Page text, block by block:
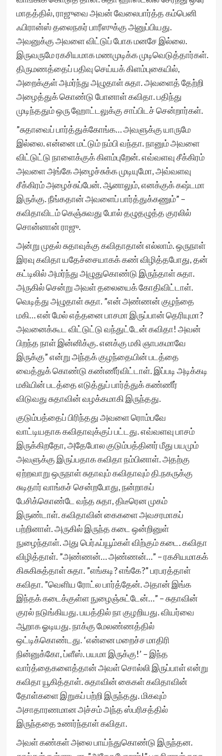
மாதத்தில், ராஜுவை அவன் வேலைபார்த்த கம்பெனி
ஃபிரான்ஸ் தலைநகர் பாரீஸுக்கு அனுப்பியது.
அவனுக்கு அவளை விட்டுப் போக மனசே இல்லை.
இருவருமே ரகசியமாக மணமுடிக்க முடிவெடுத்தார்கள்.
திருமணத்தைப் பதிவு செய்யக் கிளம்புகையில்,
அறைக்குள் அமர்ந்து அழுதாள் சுதா. அவளைத் தேற்றி
அழைத்துக் கொண்டு போனாள் கவிதா. பதிந்து
முடிந்ததும் ஒரு ஹோட்டலுக்கு சாப்பிடச் சென்றார்கள்.
”சுதாவைப் பார்த்துக்கோங்க… அவளுக்கு யாருமே
இல்லை. என்னை மட்டும் நம்பி வந்தா. நானும் அவளை
விட்டுட்டு நாளைக்குக் கிளம்புறேன். எவ்வளவு சீக்கிரம்
அவளை அங்கே அழைச்சுக்க முடியுமோ, அவ்வளவு
சீக்கிரம் அழைச்சுப்பேன். ஆனாலும், எனக்குக் கஷ்டமா
இருக்கு. நீங்கதான் அவளைப் பார்த்துக்கணும்” –
கவிதாவிடம் கெஞ்சுவது போல் தழுதழுத்த குரலில்
சொன்னான் ராஜு.
அன்று முதல் சுதாவுக்கு கவிதாதான் எல்லாம். ஒருநாள்
இரவு கவிதா யதேச்சையாகக் கண் விழித்தபோது, தன்
கட்டிலில் அமர்ந்து அழுதுகொண்டு இருந்தாள் சுதா.
அருகில் சென்று அவள் தலையைக் கோதிவிட்டாள்.
வெடித்து அழுதாள் சுதா. ”என் அண்ணன் குழந்தை
மகி… என் மேல் எத்தனை பாசமா இருப்பான் தெரியுமா?
அவனைக்கூட விட்டுட்டு வந்துட்டேன் கவிதா! அவன்
பிறந்த நாள் இன்னிக்கு. எனக்கு மகி ஞாபகமாவே
இருக்கு” என்று அந்தக் குழந்தையின் படத்தை
வைத்துக் கொண்டு கண்ணீர்விட்டாள். இப்படி அடிக்கடி
மகியின் படத்தை எடுத்துப் பார்த்துக் கண்ணீர்
விடுவது சுதாவின் வழக்கமாகி இருந்தது.
குடும்பத்தைப் பிரிந்தது அவளை ரொம்பவே
வாட்டியதாக கவிதாவுக்குப் பட்டது. எவ்வளவு பாசம்
இருக்கிறதோ, அதேபோல குடும்பத்தினர் மீது பயமும்
அவளுக்கு இருப்பதாக கவிதா நம்பினாள். அதற்கு
ஏற்றவாறு ஒருநாள் சுதாவும் கவிதாவும் தி.நகருக்கு
சுடிதார் வாங்கச் சென்றபோது, நன்றாகப்
பேசிக்கொண்டே வந்த சுதா, திடீரென முகம்
இருண்டாள். கவிதாவின் கைகளை அவசரமாகப்
பற்றினாள். அருகில் இருந்த கடை ஒன்றினுள்
நுழைந்தாள். அது பெர்ஃப்யூம்கள் விற்கும் கடை. கவிதா
விழித்தாள். ”அண்ணன்… அண்ணன்…” – ரகசியமாகக்
கிசுகிசுத்தாள் சுதா. ”எங்கடி? எங்கே?” பரபரத்தாள்
கவிதா. ”வெளிய ரோட்ல பார்த்தேன். அதான் இங்க
இந்தக் கடைக்குள்ள நுழைஞ்சுட்டேன்…” – சுதாவின்
குரல் நடுங்கியது. பயத்தில் நா குழறியது. வியர்வை
ஆறாக ஓடியது. நாக்கு மேலண்ணத்தில்
ஒட்டிக்கொண்டது. ‘என்னை மறைச்ச மாதிரி
நின்னுக்கோ, ப்ளீஸ். பயமா இருக்கு!’ – இந்த
வார்த்தைகளைத்தான் அவள் சொல்லி இருப்பாள் என்று
கவிதா யூகித்தாள். சுதாவின் கைகள் கவிதாவின்
தோள்களை இறுகப் பற்றி இருந்தது. மிகவும்
அசாதாரணமான அச்சம் அந்த ஸ்பரிசத்தில்
இருந்ததை உணர்ந்தாள் கவிதா.
அவள் கண்கள் அலை பாய்ந்துகொண்டு இருந்தன.